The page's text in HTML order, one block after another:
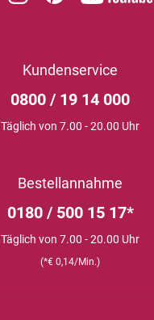
Kundenservice
0800 / 19 14 000
Täglich von 7.00 - 20.00 Uhr
Bestellannahme
0180 / 500 15 17*
Täglich von 7.00 - 20.00 Uhr
(*€ 0,14/Min.)